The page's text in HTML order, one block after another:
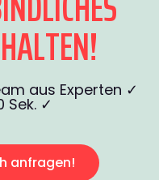
aus Experten ✓
Sek. ✓
anfragen!